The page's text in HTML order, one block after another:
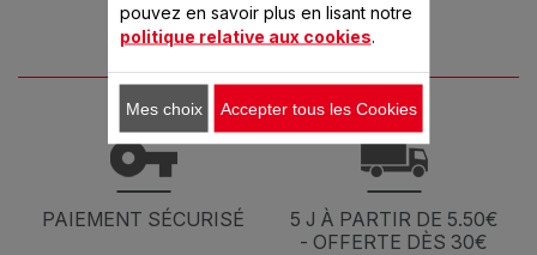
PAIEMENT SÉCURISÉ
5 J À PARTIR DE 5.50€
- OFFERTE DÈS 30€
pouvez en savoir plus en lisant notre
politique relative aux cookies.
Mes choix Accepter tous les Cookies